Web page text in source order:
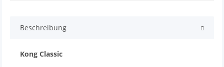
Beschreibung
Kong Classic